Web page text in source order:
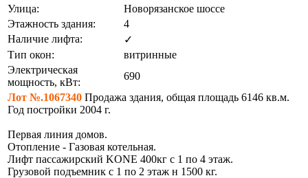
Улица:
Новорязанское шоссе
Этажность здания:
4
Наличие лифта:
✓
Тип окон:
витринные
Электрическая
мощность, кВт:
690
Лот №.1067340 Продажа здания, общая площадь 6146 кв.м.
Год постройки 2004 г.
Первая линия домов.
Отопление - Газовая котельная.
Лифт пассажирский KONE 400кг с 1 по 4 этаж.
Грузовой подъемник с 1 по 2 этаж н 1500 кг.